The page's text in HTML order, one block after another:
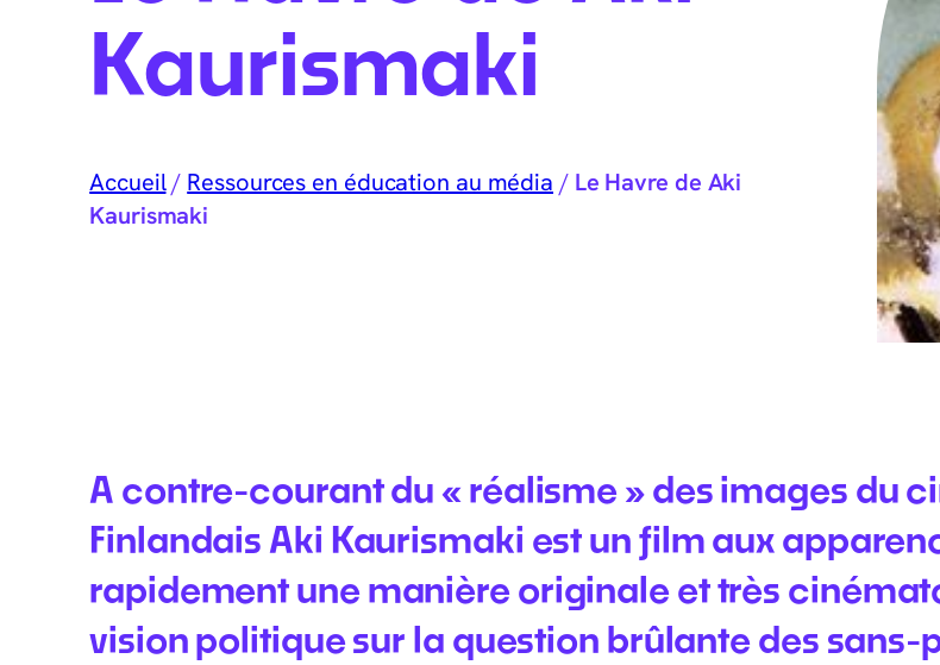
Kaurismaki
Accueil/ Ressources en éducation au média / Le Havre de Aki
Kaurismaki
A contre-courant du « réalisme » des images du
Finlandais Aki Kaurismaki est un film aux
rapidement une manière originale et très
vision politique sur la question brûlante des sans-